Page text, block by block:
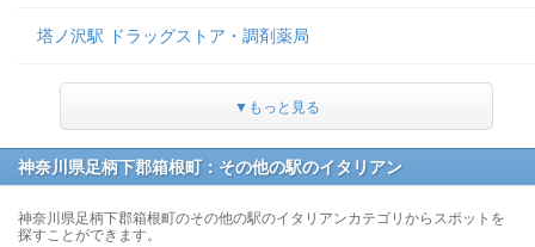
塔ノ沢駅 ドラッグストア・調剤薬局
▼もっと見る
神奈川県足柄下郡箱根町：その他の駅のイタリアン
神奈川県足柄下郡箱根町のその他の駅のイタリアンカテゴリからスポットを
探すことができます。